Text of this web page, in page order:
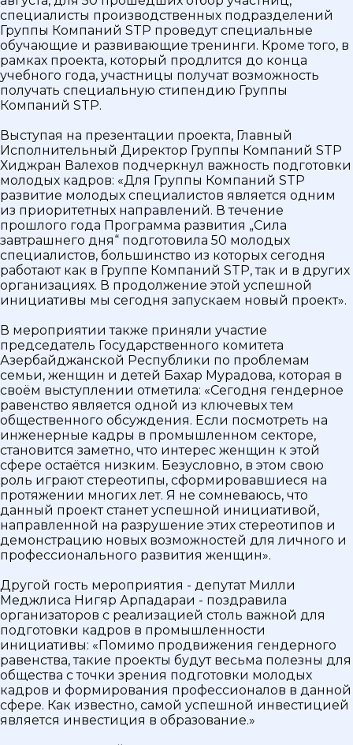
специалисты производственных подразделений
Группы Компаний STP проведут специальные
обучающие и развивающие тренинги. Кроме того, в
рамках проекта, который продлится до конца
учебного года, участницы получат возможность
получать специальную стипендию Группы
Компаний STP.
Выступая на презентации проекта, Главный
Исполнительный Директор Группы Компаний STP
Хиджран Валехов подчеркнул важность подготовки
молодых кадров: «Для Группы Компаний STP
развитие молодых специалистов является одним
из приоритетных направлений. В течение
прошлого года Программа развития „Сила
завтрашнего дня“ подготовила 50 молодых
специалистов, большинство из которых сегодня
работают как в Группе Компаний STP, так и в других
организациях. В продолжение этой успешной
инициативы мы сегодня запускаем новый проект».
В мероприятии также приняли участие
председатель Государственного комитета
Азербайджанской Республики по проблемам
семьи, женщин и детей Бахар Мурадова, которая в
своём выступлении отметила: «Сегодня гендерное
равенство является одной из ключевых тем
общественного обсуждения. Если посмотреть на
инженерные кадры в промышленном секторе,
становится заметно, что интерес женщин к этой
сфере остаётся низким. Безусловно, в этом свою
роль играют стереотипы, сформировавшиеся на
протяжении многих лет. Я не сомневаюсь, что
данный проект станет успешной инициативой,
направленной на разрушение этих стереотипов и
демонстрацию новых возможностей для личного и
профессионального развития женщин».
Другой гость мероприятия - депутат Милли
Меджлиса Нигяр Арпадараи - поздравила
организаторов с реализацией столь важной для
подготовки кадров в промышленности
инициативы: «Помимо продвижения гендерного
равенства, такие проекты будут весьма полезны для
общества с точки зрения подготовки молодых
кадров и формирования профессионалов в данной
сфере. Как известно, самой успешной инвестицией
является инвестиция в образование.»